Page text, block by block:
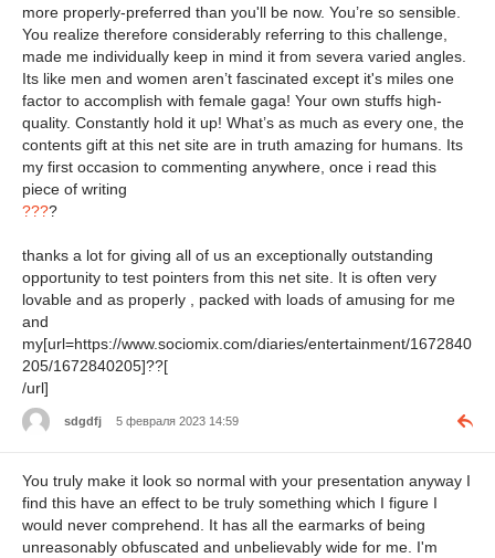
more properly-preferred than you'll be now. You’re so sensible.
You realize therefore considerably referring to this challenge,
made me individually keep in mind it from severa varied angles.
Its like men and women aren’t fascinated except it's miles one
factor to accomplish with female gaga! Your own stuffs high-
quality. Constantly hold it up! What’s as much as every one, the
contents gift at this net site are in truth amazing for humans. Its
my first occasion to commenting anywhere, once i read this
piece of writing
????
thanks a lot for giving all of us an exceptionally outstanding
opportunity to test pointers from this net site. It is often very
lovable and as properly , packed with loads of amusing for me
and
my[url=https://www.sociomix.com/diaries/entertainment/1672840
205/1672840205]??[
/url]
sdgdfj 5 февраля 2023 14:59
You truly make it look so normal with your presentation anyway I
find this have an effect to be truly something which I figure I
would never comprehend. It has all the earmarks of being
unreasonably obfuscated and unbelievably wide for me. I'm